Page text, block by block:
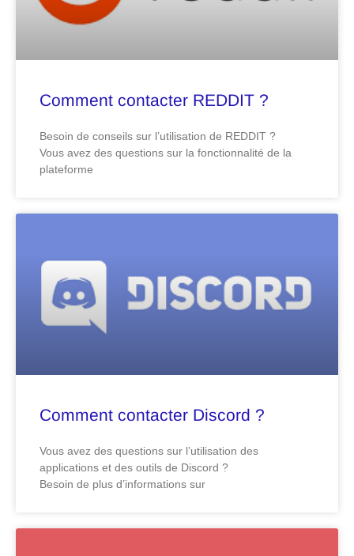
Comment contacter REDDIT ?
Besoin de conseils sur l’utilisation de REDDIT ?
Vous avez des questions sur la fonctionnalité de la
plateforme
Comment contacter Discord ?
Vous avez des questions sur l’utilisation des
applications et des outils de Discord ?
Besoin de plus d’informations sur